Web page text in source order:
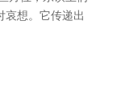
哀想。它传递出